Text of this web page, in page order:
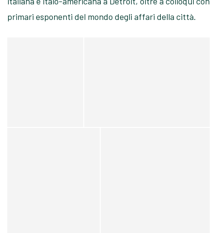
primari esponenti del mondo degli affari della città.